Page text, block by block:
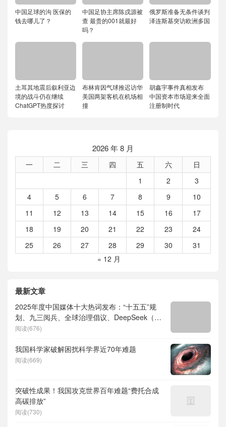
中国足球的沟 医保的
钱去哪儿了？
中国足协主席陈戌源被
查 最贵的001就最好
吗？
俄罗斯准备无条件谈判
泽连斯基突访欧洲多国
土耳其地震后叙利亚边
境的战斗仍在继续
ChatGPT热度探讨
布林肯因气球推迟访华
美国两架客机在机场相
撞
胡鑫宇事件真相发布
中国资本市场迎来全面
注册制时代
2026 年 8 月
一 二 三 四 五 六
日
1
2
3
4
5 6 7 8 9
10
11
12 13 14 15 16
17
18
19 20 21 22 23
24
25
26 27 28 29 30
31
« 12 月
最新文章
2025年度中国媒体十大热词发布：“十五五”规
划、九三阅兵、全球治理倡议、DeepSeek（深
度求索）、人形机器人、苏超、票根经济、育
阅读(676)
我国科学家破解困扰科学界近70年难题
阅读(669)
突破性成果！我国攻克世界百年难题“费托合成
高碳排放”
阅读(730)